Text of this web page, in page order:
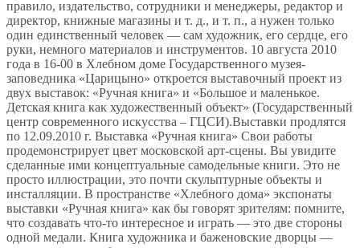
правило, издательство, сотрудники и менеджеры, редактор и
директор, книжные магазины и т. д., и т. п., а нужен только
один единственный человек — сам художник, его сердце, его
руки, немного материалов и инструментов. 10 августа 2010
года в 16-00 в Хлебном доме Государственного музея-
заповедника «Царицыно» откроется выставочный проект из
двух выставок: «Ручная книга» и «Большое и маленькое.
Детская книга как художественный объект» (Государственный
центр современного искусства – ГЦСИ).Выставки продлятся
по 12.09.2010 г. Выставка «Ручная книга» Свои работы
продемонстрирует цвет московской арт-сцены. Вы увидите
сделанные ими концептуальные самодельные книги. Это не
просто иллюстрации, это почти скульптурные объекты и
инсталляции. В пространстве «Хлебного дома» экспонаты
выставки «Ручная книга» как бы говорят зрителям: помните,
что создавать что-то интересное и играть — это две стороны
одной медали. Книга художника и баженовские дворцы —